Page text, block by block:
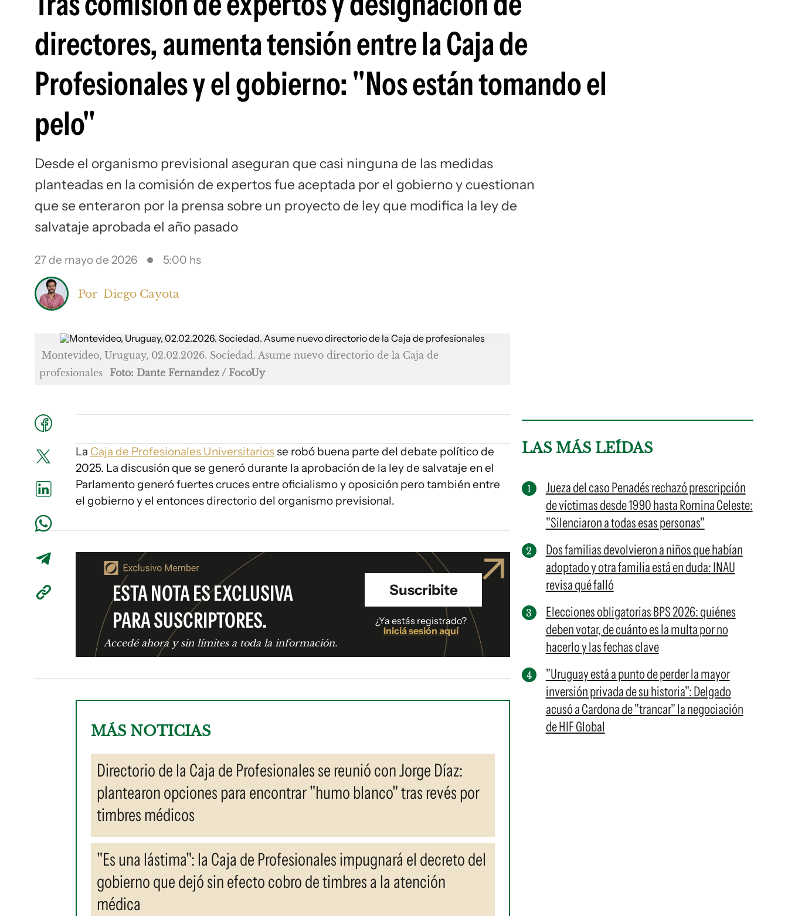
directores, aumenta tensión entre la Caja de
Profesionales y el gobierno: "Nos están tomando el
pelo"
Desde el organismo previsional aseguran que casi ninguna de las medidas
planteadas en la comisión de expertos fue aceptada por el gobierno y cuestionan
que se enteraron por la prensa sobre un proyecto de ley que modifica la ley de
salvataje aprobada el año pasado
27 de mayo de 2026 5:00 hs
Por Diego Cayota
Montevideo, Uruguay, 02.02.2026. Sociedad. Asume nuevo directorio de la Caja de
profesionales Foto: Dante Fernandez / FocoUy
La Caja de Profesionales Universitariosse robó buena parte del debate político de
2025. La discusión que se generó durante la aprobación de la ley de salvataje en el
Parlamento generó fuertes cruces entre oficialismo y oposición pero también entre
el gobierno y el entonces directorio del organismo previsional.
ESTA NOTA ES EXCLUSIVA
PARA SUSCRIPTORES.
Accedé ahora y sin límites a toda la información.
Suscribite
¿Ya estás registrado?
Iniciá sesión aquí
MÁS NOTICIAS
Directorio de la Caja de Profesionales se reunió con Jorge Díaz:
plantearon opciones para encontrar "humo blanco" tras revés por
timbres médicos
"Es una lástima": la Caja de Profesionales impugnará el decreto del
gobierno que dejó sin efecto cobro de timbres a la atención
médica
LAS MÁS LEÍDAS
Jueza del caso Penadés rechazó prescripción
de víctimas desde 1990 hasta Romina Celeste:
"Silenciaron a todas esas personas"
Dos familias devolvieron a niños que habían
adoptado y otra familia está en duda: INAU
revisa qué falló
Elecciones obligatorias BPS 2026: quiénes
deben votar, de cuánto es la multa por no
hacerlo y las fechas clave
"Uruguay está a punto de perder la mayor
inversión privada de su historia": Delgado
acusó a Cardona de "trancar" la negociación
de HIF Global